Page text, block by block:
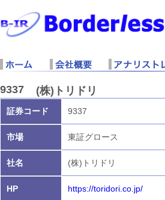
9337 (株)トリドリ
証券コード 9337
市場 東証グロース
社名 (株)トリドリ
HP https://toridori.co.jp/